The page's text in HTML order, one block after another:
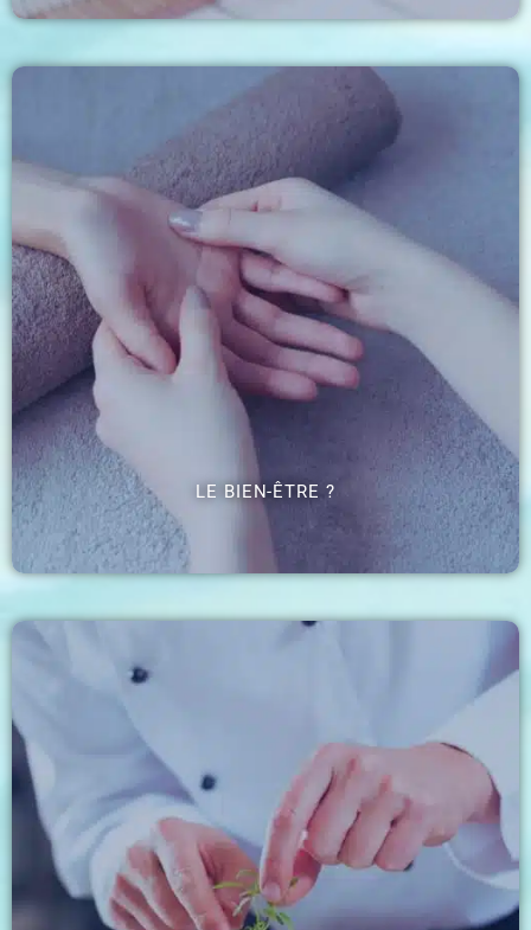
LE BIEN-ÊTRE ?